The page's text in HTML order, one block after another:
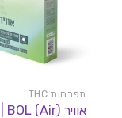
תפרחות THC